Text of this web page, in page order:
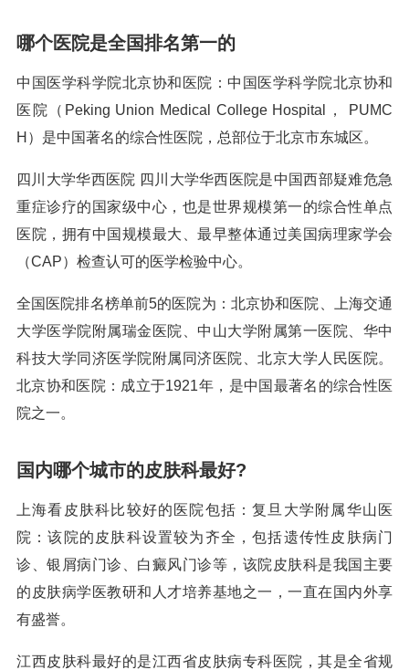
哪个医院是全国排名第一的
中国医学科学院北京协和医院：中国医学科学院北京协和
医院（Peking Union Medical College Hospital， PUMC
H）是中国著名的综合性医院，总部位于北京市东城区。
四川大学华西医院 四川大学华西医院是中国西部疑难危急
重症诊疗的国家级中心，也是世界规模第一的综合性单点
医院，拥有中国规模最大、最早整体通过美国病理家学会
（CAP）检查认可的医学检验中心。
全国医院排名榜单前5的医院为：北京协和医院、上海交通
大学医学院附属瑞金医院、中山大学附属第一医院、华中
科技大学同济医学院附属同济医院、北京大学人民医院。
北京协和医院：成立于1921年，是中国最著名的综合性医
院之一。
国内哪个城市的皮肤科最好?
上海看皮肤科比较好的医院包括：复旦大学附属华山医
院：该院的皮肤科设置较为齐全，包括遗传性皮肤病门
诊、银屑病门诊、白癜风门诊等，该院皮肤科是我国主要
的皮肤病学医教研和人才培养基地之一，一直在国内外享
有盛誉。
江西皮肤科最好的是江西省皮肤病专科医院，其是全省规